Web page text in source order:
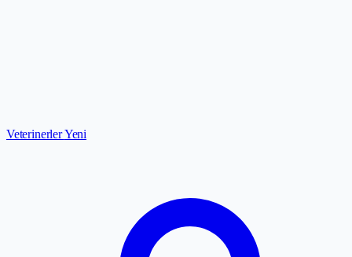
VeterinerlerYeni